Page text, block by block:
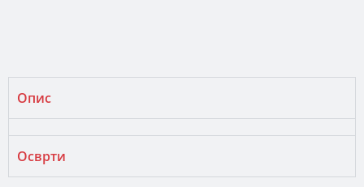
Опис
Осврти